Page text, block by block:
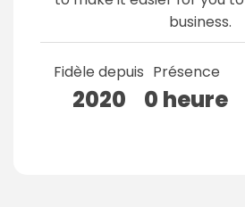
business.
Fidèle depuis
2020
Présence
0 heure